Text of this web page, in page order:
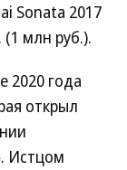
Sonata 2017
(1 млн руб.).
2020 года
открыл
Истцом